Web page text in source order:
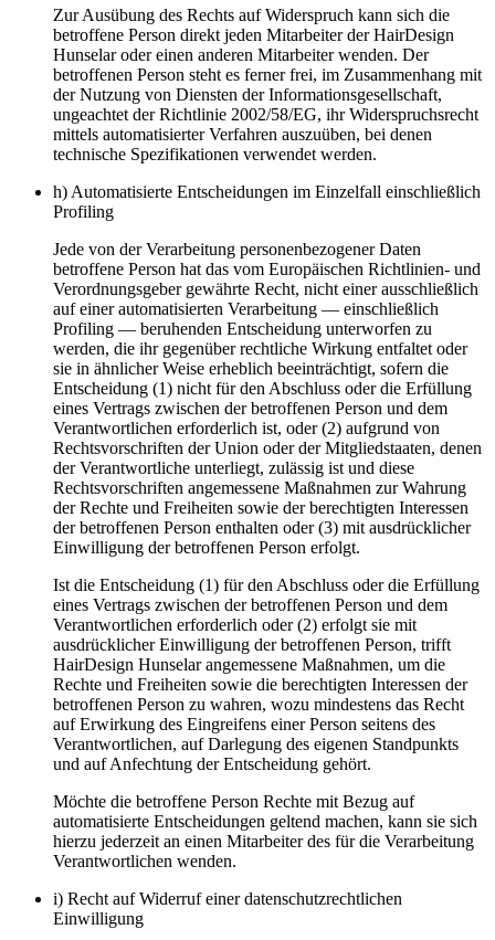
Zur Ausübung des Rechts auf Widerspruch kann sich die
betroffene Person direkt jeden Mitarbeiter der HairDesign
Hunselar oder einen anderen Mitarbeiter wenden. Der
betroffenen Person steht es ferner frei, im Zusammenhang mit
der Nutzung von Diensten der Informationsgesellschaft,
ungeachtet der Richtlinie 2002/58/EG, ihr Widerspruchsrecht
mittels automatisierter Verfahren auszuüben, bei denen
technische Spezifikationen verwendet werden.
h) Automatisierte Entscheidungen im Einzelfall einschließlich
Profiling
Jede von der Verarbeitung personenbezogener Daten
betroffene Person hat das vom Europäischen Richtlinien- und
Verordnungsgeber gewährte Recht, nicht einer ausschließlich
auf einer automatisierten Verarbeitung — einschließlich
Profiling — beruhenden Entscheidung unterworfen zu
werden, die ihr gegenüber rechtliche Wirkung entfaltet oder
sie in ähnlicher Weise erheblich beeinträchtigt, sofern die
Entscheidung (1) nicht für den Abschluss oder die Erfüllung
eines Vertrags zwischen der betroffenen Person und dem
Verantwortlichen erforderlich ist, oder (2) aufgrund von
Rechtsvorschriften der Union oder der Mitgliedstaaten, denen
der Verantwortliche unterliegt, zulässig ist und diese
Rechtsvorschriften angemessene Maßnahmen zur Wahrung
der Rechte und Freiheiten sowie der berechtigten Interessen
der betroffenen Person enthalten oder (3) mit ausdrücklicher
Einwilligung der betroffenen Person erfolgt.
Ist die Entscheidung (1) für den Abschluss oder die Erfüllung
eines Vertrags zwischen der betroffenen Person und dem
Verantwortlichen erforderlich oder (2) erfolgt sie mit
ausdrücklicher Einwilligung der betroffenen Person, trifft
HairDesign Hunselar angemessene Maßnahmen, um die
Rechte und Freiheiten sowie die berechtigten Interessen der
betroffenen Person zu wahren, wozu mindestens das Recht
auf Erwirkung des Eingreifens einer Person seitens des
Verantwortlichen, auf Darlegung des eigenen Standpunkts
und auf Anfechtung der Entscheidung gehört.
Möchte die betroffene Person Rechte mit Bezug auf
automatisierte Entscheidungen geltend machen, kann sie sich
hierzu jederzeit an einen Mitarbeiter des für die Verarbeitung
Verantwortlichen wenden.
i) Recht auf Widerruf einer datenschutzrechtlichen
Einwilligung